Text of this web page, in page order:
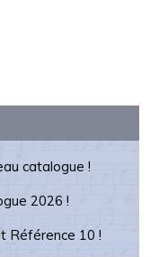
catalogue !
2026 !
Référence 10 !